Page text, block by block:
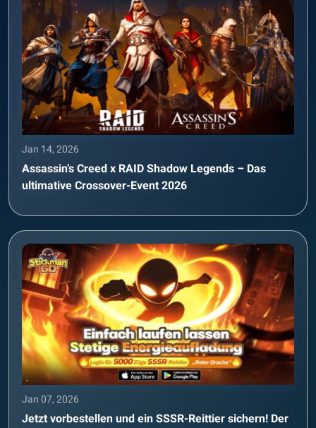
Jan 14, 2026
Assassin’s Creed x RAID Shadow Legends – Das
ultimative Crossover-Event 2026
Jan 07, 2026
Jetzt vorbestellen und ein SSSR-Reittier sichern! Der